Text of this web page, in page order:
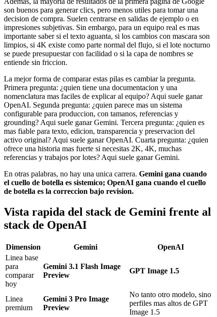
son buenos para generar clics, pero menos utiles para tomar una
decision de compra. Suelen centrarse en salidas de ejemplo o en
impresiones subjetivas. Sin embargo, para un equipo real es mas
importante saber si el texto aguanta, si los cambios con mascara son
limpios, si 4K existe como parte normal del flujo, si el lote nocturno
se puede presupuestar con facilidad o si la capa de nombres se
entiende sin friccion.
La mejor forma de comparar estas pilas es cambiar la pregunta.
Primera pregunta: ¿quien tiene una documentacion y una
nomenclatura mas faciles de explicar al equipo? Aqui suele ganar
OpenAI. Segunda pregunta: ¿quien parece mas un sistema
configurable para produccion, con tamanos, referencias y
grounding? Aqui suele ganar Gemini. Tercera pregunta: ¿quien es
mas fiable para texto, edicion, transparencia y preservacion del
activo original? Aqui suele ganar OpenAI. Cuarta pregunta: ¿quien
ofrece una historia mas fuerte si necesitas 2K, 4K, muchas
referencias y trabajos por lotes? Aqui suele ganar Gemini.
En otras palabras, no hay una unica carrera. Gemini gana cuando
el cuello de botella es sistemico; OpenAI gana cuando el cuello
de botella es la correccion bajo revision.
Vista rapida del stack de Gemini frente al
stack de OpenAI
Dimension Gemini
OpenAI
Linea base
para
comparar
hoy
Gemini 3.1 Flash Image
Preview
GPT Image 1.5
Linea
premium
Gemini 3 Pro Image
Preview
No tanto otro modelo, sino
perfiles mas altos de GPT
Image 1.5